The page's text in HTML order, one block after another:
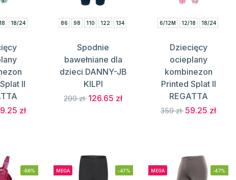
18/24
II
zł
86 98 110 122 134
Spodnie
bawełniane dla
dzieci DANNY-JB
KILPI
299 zł 126.65 zł
6/12M 12/18 18/24
Dziecięcy
ocieplany
kombinezon
Printed Splat II
REGATTA
359 zł 59.25 zł
-86% MEGA -47% MEGA -47%